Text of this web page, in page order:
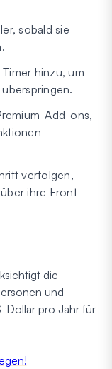
sobald sie
hinzu, um
Add-ons,
verfolgen,
ihre Front-
die
und
Dollar pro Jahr für